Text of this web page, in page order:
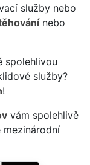
služby nebo
nebo
spolehlivou
služby?
!
vám spolehlivě